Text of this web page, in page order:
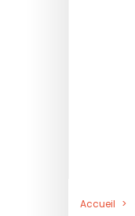
Accueil